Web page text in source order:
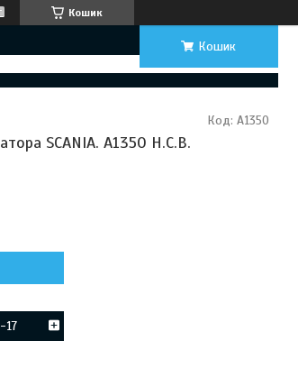
Кошик
Кошик
SCANIA. A1350 H.C.B.
Код: A1350
17